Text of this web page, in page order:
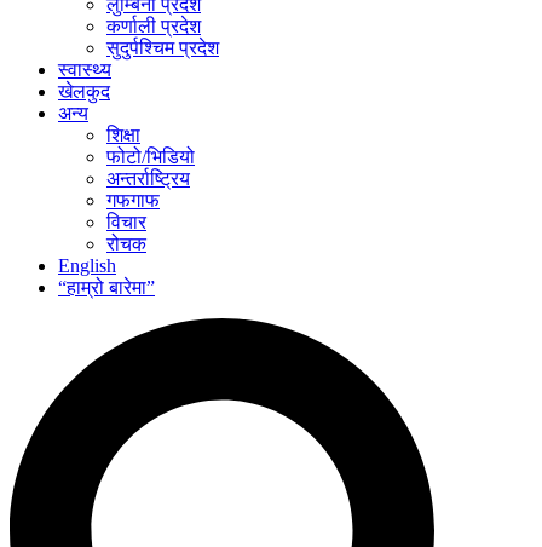
लुम्बिनी प्रदेश
कर्णाली प्रदेश
सुदुर्पश्चिम प्रदेश
स्वास्थ्य
खेलकुद
अन्य
शिक्षा
फोटो/भिडियो
अन्तर्राष्ट्रिय
गफगाफ
विचार
रोचक
English
“हाम्रो बारेमा”